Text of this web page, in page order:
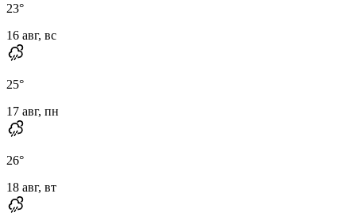
23°
16 авг, вс
25°
17 авг, пн
26°
18 авг, вт